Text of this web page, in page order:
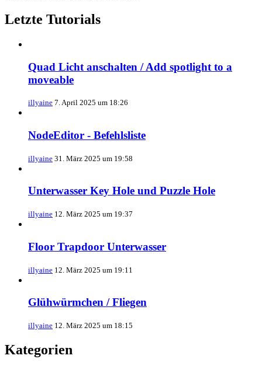
Letzte Tutorials
Quad Licht anschalten / Add spotlight to a
moveable
illyaine 7. April 2025 um 18:26
NodeEditor - Befehlsliste
illyaine 31. März 2025 um 19:58
Unterwasser Key Hole und Puzzle Hole
illyaine 12. März 2025 um 19:37
Floor Trapdoor Unterwasser
illyaine 12. März 2025 um 19:11
Glühwürmchen / Fliegen
illyaine 12. März 2025 um 18:15
Kategorien